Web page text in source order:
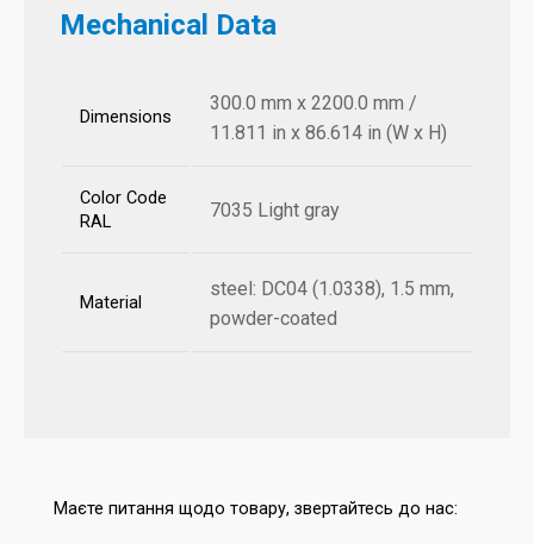
Mechanical Data
Dimensions
300.0 mm x 2200.0 mm /
11.811 in x 86.614 in (W x H)
Color Code
RAL
7035 Light gray
Material
steel: DC04 (1.0338), 1.5 mm,
powder-coated
Маєте питання щодо товару, звертайтесь до нас: